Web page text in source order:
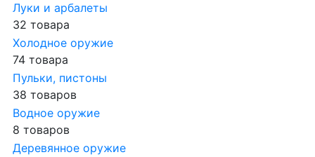
Луки и арбалеты
32 товара
Холодное оружие
74 товара
Пульки, пистоны
38 товаров
Водное оружие
8 товаров
Деревянное оружие